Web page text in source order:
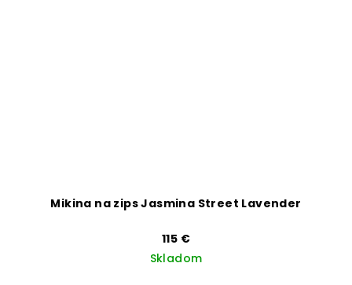
Mikina na zips Jasmina Street Lavender
115 €
Skladom